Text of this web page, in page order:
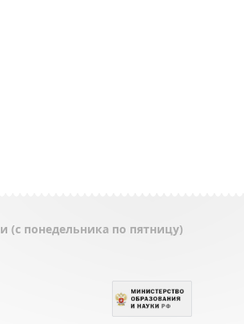
(с понедельника по пятницу)